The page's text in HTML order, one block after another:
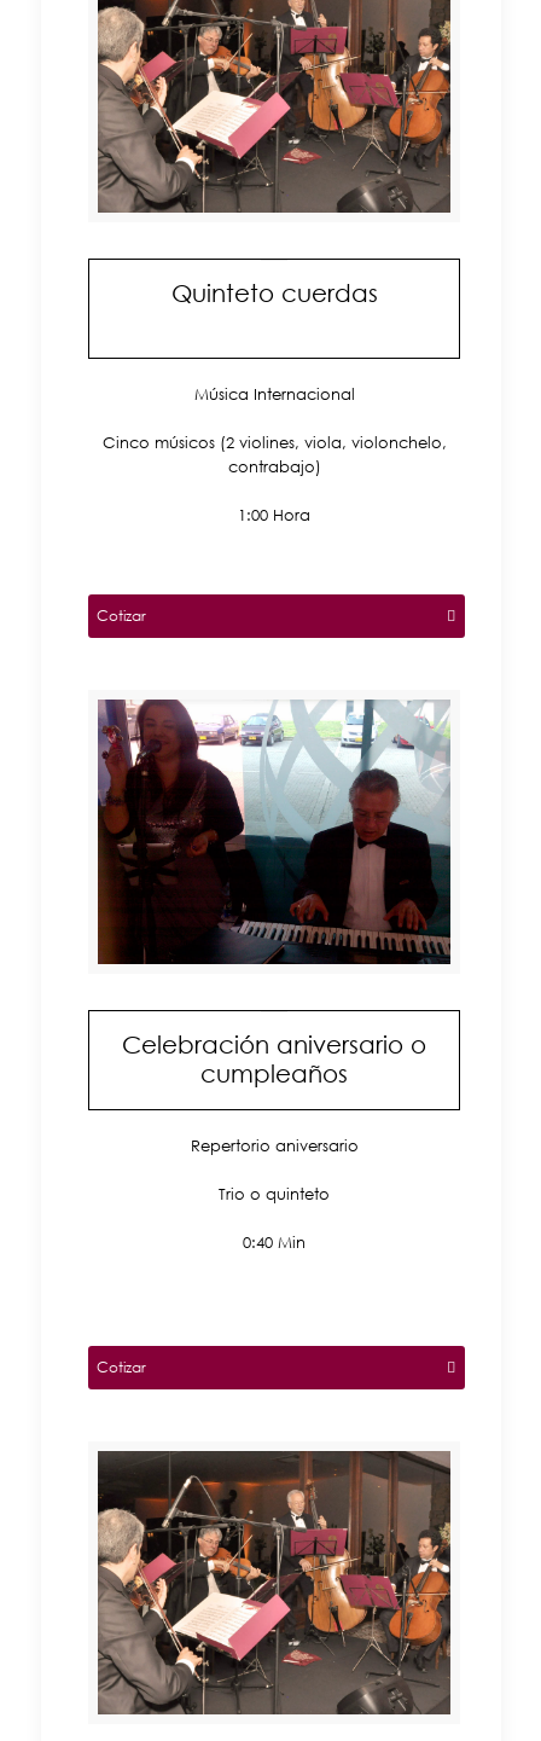
Quinteto cuerdas
Música Internacional
Cinco músicos (2 violines, viola, violonchelo,
contrabajo)
1:00 Hora
Cotizar
Celebración aniversario o
cumpleaños
Repertorio aniversario
Trio o quinteto
0:40 Min
Cotizar